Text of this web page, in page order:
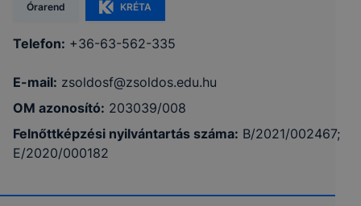
Órarend KRÉTA
Telefon: +36-63-562-335
E-mail: zsoldosf@zsoldos.edu.hu
OM azonosító: 203039/008
Felnőttképzési nyilvántartás száma: B/2021/002467;
E/2020/000182